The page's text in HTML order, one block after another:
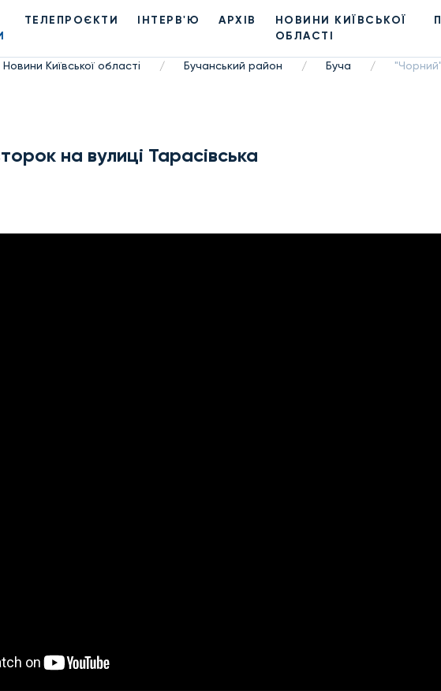
ТЕЛЕПРОЄКТИ ІНТЕРВ'Ю АРХІВ
НОВИНИ КИЇВСЬКОЇ
ОБЛАСТІ
Новини Київської області / Бучанський район / Буча /
на вулиці Тарасівська